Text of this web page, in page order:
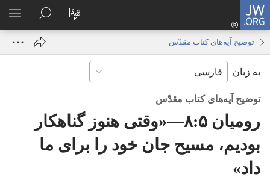
JW.ORG
زبان
را
ورود
باز
JW.ORG
جستجو
توضیح آیه‌های کتاب مقدّس
به زبان
توضیح آیه‌های کتاب مقدّس
رومیان ۵:‏۸—‏«وقتی هنوز گناهکار
بودیم،‏ مسیح جان خود را برای ما
داد»‏